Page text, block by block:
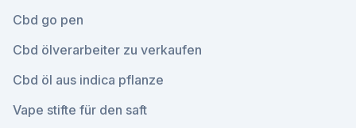
Cbd go pen
Cbd ölverarbeiter zu verkaufen
Cbd öl aus indica pflanze
Vape stifte für den saft